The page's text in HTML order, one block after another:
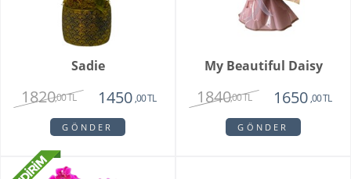
Sadie
1820,00 TL 1450 ,00 TL
GÖNDER
My Beautiful Daisy
1840,00 TL 1650 ,00 TL
GÖNDER